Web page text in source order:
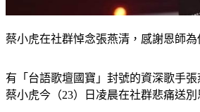
蔡小虎在社群悼念張燕清，感謝恩師
有「台語歌壇國寶」封號的資深歌手
蔡小虎今（23）日凌晨在社群悲痛送別